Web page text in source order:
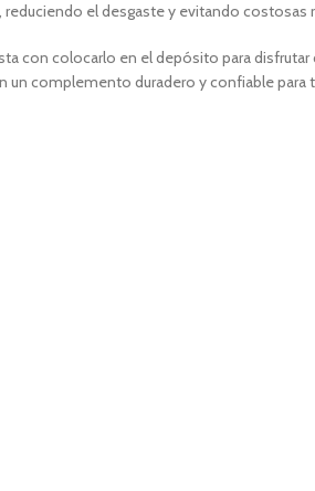
el desgaste y evitando
con colocarlo en el depósito para
complemento duradero y confiable para